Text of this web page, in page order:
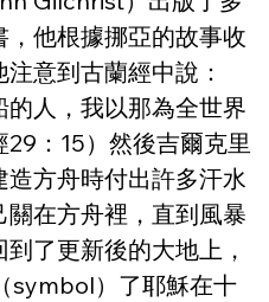
他根據挪亞的故事收
意到古蘭經中說：
的人，我以那為全世界
：15）然後吉爾克里
方舟時付出許多汗水
在方舟裡，直到風暴
了更新後的大地上，
symbol）了耶穌在十